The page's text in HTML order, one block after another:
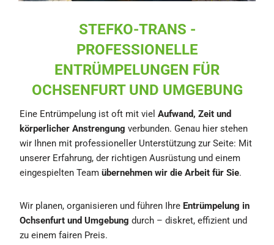
STEFKO-TRANS -
PROFESSIONELLE
ENTRÜMPELUNGEN FÜR
OCHSENFURT UND UMGEBUNG
Eine Entrümpelung ist oft mit vielAufwand, Zeit und
körperlicher Anstrengung verbunden. Genau hier stehen
wir Ihnen mit professioneller Unterstützung zur Seite: Mit
unserer Erfahrung, der richtigen Ausrüstung und einem
eingespielten Teamübernehmen wir die Arbeit für Sie.
Wir planen, organisieren und führen Ihre Entrümpelung in
Ochsenfurt und Umgebung durch – diskret, effizient und
zu einem fairen Preis.